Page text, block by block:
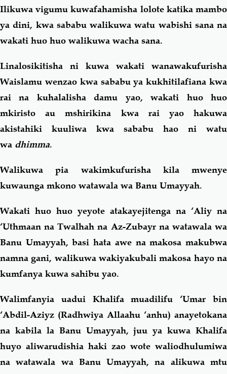
Ilikuwa vigumu kuwafahamisha lolote katika mambo
ya dini, kwa sababu walikuwa watu wabishi sana na
wakati huo huo walikuwa wacha sana.
Linalosikitisha ni kuwa wakati wanawakufurisha
Waislamu wenzao kwa sababu ya kukhitilafiana kwa
rai na kuhalalisha damu yao, wakati huo huo
mkiristo au mshirikina kwa rai yao hakuwa
akistahiki kuuliwa kwa sababu hao ni watu
wa dhimma.
Walikuwa pia wakimkufurisha kila mwenye
kuwaunga mkono watawala wa Banu Umayyah.
Wakati huo huo yeyote atakayejitenga na ‘Aliy na
‘Uthmaan na Twalhah na Az-Zubayr na watawala wa
Banu Umayyah, basi hata awe na makosa makubwa
namna gani, walikuwa wakiyakubali makosa hayo na
kumfanya kuwa sahibu yao.
Walimfanyia uadui Khalifa muadilifu ‘Umar bin
‘Abdil-Aziyz (Radhwiya Allaahu ‘anhu) anayetokana
na kabila la Banu Umayyah, juu ya kuwa Khalifa
huyo aliwarudishia haki zao wote waliodhulumiwa
na watawala wa Banu Umayyah, na alikuwa mtu